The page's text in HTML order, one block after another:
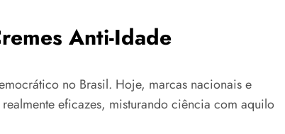
Anti-Idade
no Brasil. Hoje, marcas nacionais e
eficazes, misturando ciência com aquilo